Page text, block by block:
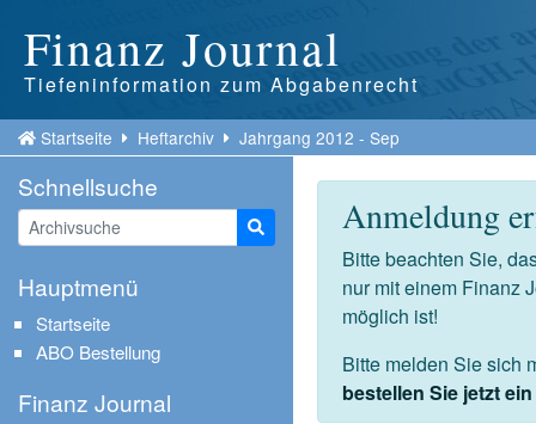
Finanz Journal
Tiefeninformation zum Abgabenrecht
Startseite Heftarchiv Jahrgang 2012 - Sep
Anmeldung
Bitte beachten Sie,
nur mit einem Finanz
möglich ist!
Bitte melden Sie sich
bestellen Sie jetzt
Schnellsuche
Suche starten
Hauptmenü
Startseite
ABO Bestellung
Finanz Journal